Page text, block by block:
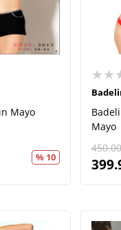
Mayo
% 10
Mayo
450.00